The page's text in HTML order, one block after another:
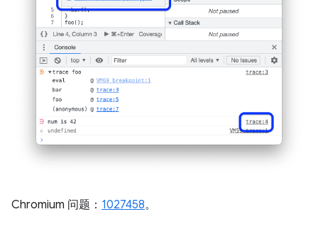
Chromium 问题： 1027458。